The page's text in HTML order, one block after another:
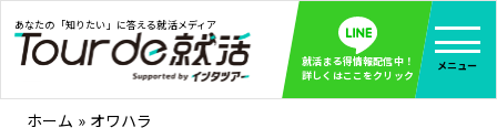
あなたの「知りたい」に答える就活メディア
就活まる得情報配信中！
詳しくはここをクリック
メニュー
ホーム » オワハラ